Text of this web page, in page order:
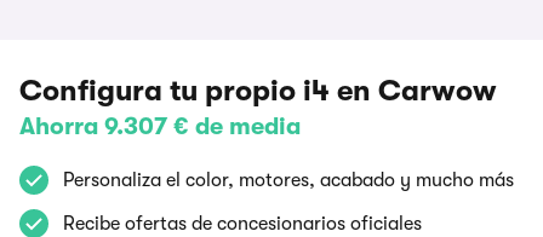
Configura tu propio i4 en Carwow
Ahorra 9.307 € de media
Personaliza el color, motores, acabado y mucho más
Recibe ofertas de concesionarios oficiales